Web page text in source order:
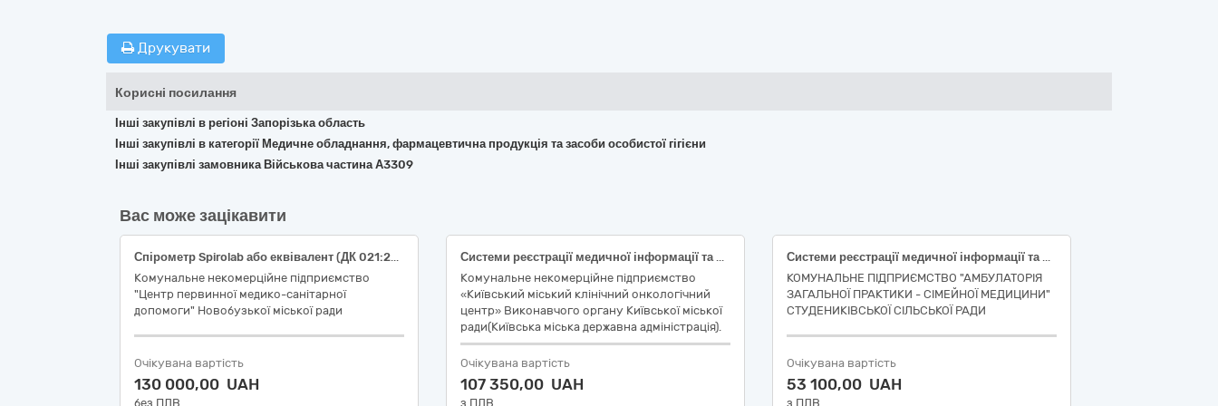
Друкувати
Корисні посилання
Інші закупівлі в регіоні Запорізька область
Інші закупівлі в категорії Медичне обладнання, фармацевтична продукція та засоби особистої гігієни
Інші закупівлі замовника Військова частина А3309
Вас може зацікавити
Спірометр Spirolab або еквівалент (ДК 021:2015: 33120000-7 «Системи реєстрації медичної інформації та дослідне обладнання»)
Комунальне некомерційне підприємство
"Центр первинної медико-санітарної
допомоги" Новобузької міської ради
Очікувана вартість
130 000,00 UAH
без ПДВ
Системи реєстрації медичної інформації та дослідне обладнання
Комунальне некомерційне підприємство
«Київський міський клінічний онкологічний
центр» Виконавчого органу Київської міської
ради(Київська міська державна адміністрація).
Очікувана вартість
107 350,00 UAH
з ПДВ
Системи реєстрації медичної інформації та дослідне обладнання
КОМУНАЛЬНЕ ПІДПРИЄМСТВО "АМБУЛАТОРІЯ
ЗАГАЛЬНОЇ ПРАКТИКИ - СІМЕЙНОЇ МЕДИЦИНИ"
СТУДЕНИКІВСЬКОЇ СІЛЬСЬКОЇ РАДИ
Очікувана вартість
53 100,00 UAH
з ПДВ